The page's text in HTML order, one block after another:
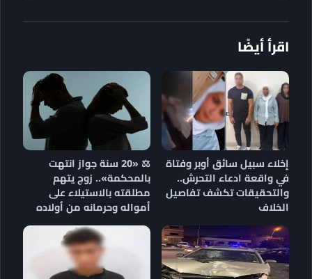
اقرأ أيضًا
إخلاء سبيل سائق أوبر وفتاة
في واقعة ادعاء التحرش..
والتحقيقات تكشف تفاصيل
الخلاف
⚖️ «20 سنة جواز انتهت
بالمحكمة».. زوج يتهم
مطلقته بالاستيلاء على
أمواله وحرمانه من أولاده